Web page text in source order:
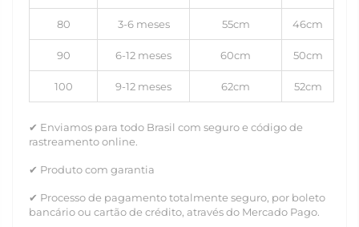
80 3-6 meses 55cm 46cm
90 6-12 meses 60cm 50cm
100 9-12 meses 62cm 52cm
✔ Enviamos para todo Brasil com seguro e código de
rastreamento online.
✔ Produto com garantia
✔ Processo de pagamento totalmente seguro, por boleto
bancário ou cartão de crédito, através do Mercado Pago.